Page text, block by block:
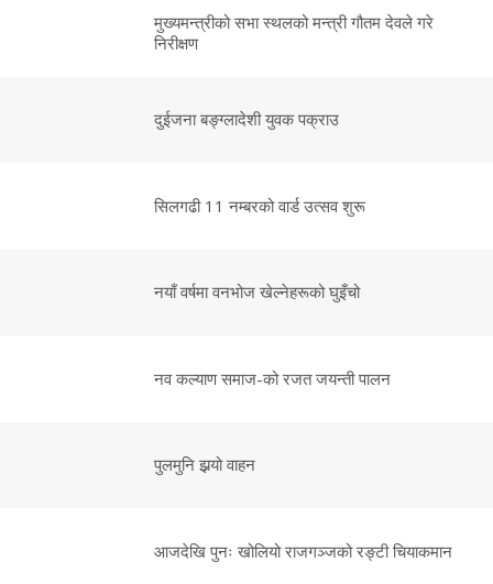
मुख्यमन्त्रीको सभा स्थलको मन्त्री गौतम देवले गरे
निरीक्षण
दुईजना बङ्ग्लादेशी युवक पक्राउ
सिलगढी 11 नम्बरको वार्ड उत्सव शुरू
नयाँ वर्षमा वनभोज खेल्नेहरूको घुइँचो
नव कल्याण समाज-को रजत जयन्ती पालन
पुलमुनि झर्‍यो वाहन
आजदेखि पुनः खोलियो राजगञ्जको रङ्टी चियाकमान